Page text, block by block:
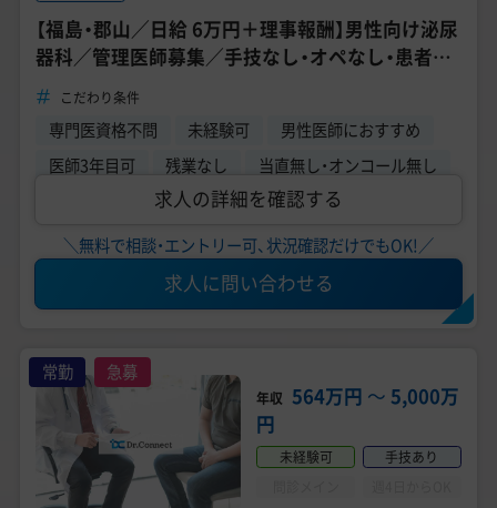
【福島・郡山／日給 6万円＋理事報酬】男性向け泌尿
器科／管理医師募集／手技なし・オペなし・患者様
対応なし／月2日～6日勤務のみ
こだわり条件
専門医資格不問 未経験可
男性医師におすすめ
医師3年目可
残業なし 当直無し・オンコール無し
求人の詳細を確認する
＼無料で相談・エントリー可、状況確認だけでもOK!／
求人に問い合わせる
常勤 急募
年収 564万円 〜 5,000万
円
未経験可
手技あり